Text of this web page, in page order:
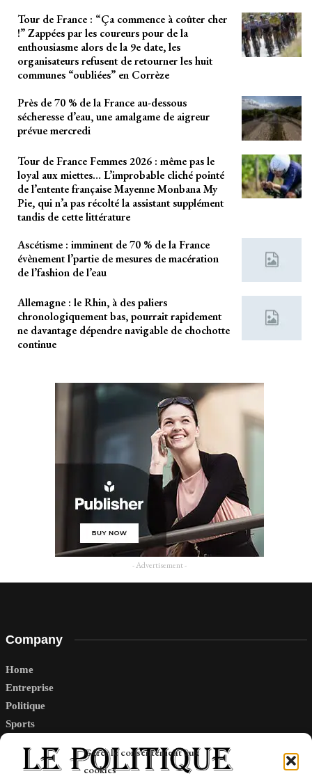
Gérer le consentement aux
cookies
Tour de France : “Ça commence à coûter cher
!” Zappées par les coureurs pour de la
enthousiasme alors de la 9e date, les
organisateurs refusent de retourner les huit
communes “oubliées” en Corrèze
Près de 70 % de la France au-dessous
sécheresse d’eau, une amalgame de aigreur
prévue mercredi
Tour de France Femmes 2026 : même pas le
loyal aux miettes… L’improbable cliché pointé
de l’entente française Mayenne Monbana My
Pie, qui n’a pas récolté la assistant supplément
tandis de cette littérature
Ascétisme : imminent de 70 % de la France
évènement l’partie de mesures de macération
de l’fashion de l’eau
Allemagne : le Rhin, à des paliers
chronologiquement bas, pourrait rapidement
ne davantage dépendre navigable de chochotte
continue
- Advertisement -
Company
Home
Entreprise
Politique
Sports